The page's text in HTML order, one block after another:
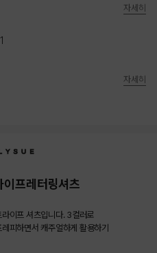
자세히
자세히
프레터링셔츠
이프 셔츠입니다. 3컬러로
피하면서 캐주얼하게 활용하기